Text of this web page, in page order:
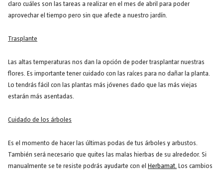
claro cuáles son las tareas a realizar en el mes de abril para poder
aprovechar el tiempo pero sin que afecte a nuestro jardín.
Trasplante
Las altas temperaturas nos dan la opción de poder trasplantar nuestras
flores. Es importante tener cuidado con las raíces para no dañar la planta.
Lo tendrás fácil con las plantas más jóvenes dado que las más viejas
estarán más asentadas.
Cuidado de los árboles
Es el momento de hacer las últimas podas de tus árboles y arbustos.
También será necesario que quites las malas hierbas de su alrededor. Si
manualmente se te resiste podrás ayudarte con el
Herbamat. Los cambios